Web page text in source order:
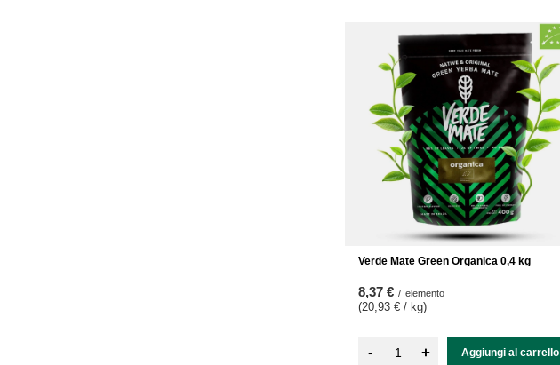
Verde Mate Green Organica 0,4 kg
8,37 € / elemento
(20,93 € / kg)
- + Aggiungi al carrello